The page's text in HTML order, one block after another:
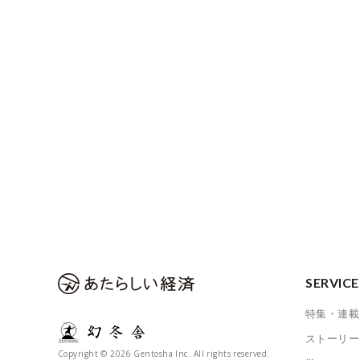
Copyright © 2026 Gentosha Inc. All rights reserved.
SERVICE
特集・連載
ストーリー